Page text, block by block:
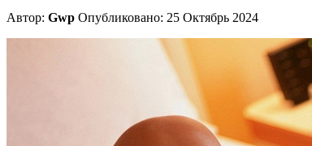
Автор: Gwp Опубликовано: 25 Октябрь 2024